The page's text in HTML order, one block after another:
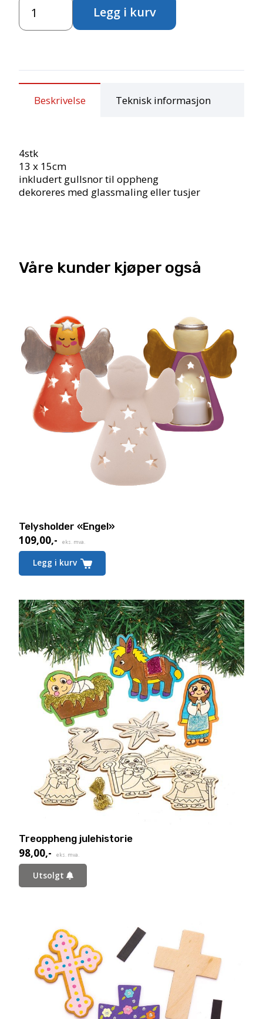
4stk
Legg i kurv
Beskrivelse Teknisk informasjon
4stk
13 x 15cm
inkludert gullsnor til oppheng
dekoreres med glassmaling eller tusjer
Våre kunder kjøper også
Telysholder «Engel»
109,00,- eks. mva.
Legg i kurv
Treoppheng julehistorie
98,00,- eks. mva.
Utsolgt